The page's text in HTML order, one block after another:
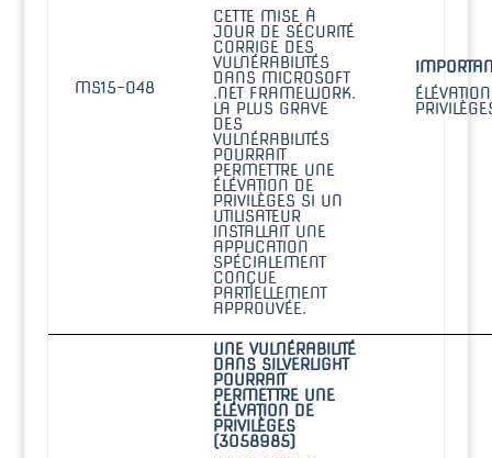
MS15-048
CETTE MISE À
JOUR DE SÉCURITÉ
CORRIGE DES
VULNÉRABILITÉS
DANS MICROSOFT
.NET FRAMEWORK.
LA PLUS GRAVE
DES
VULNÉRABILITÉS
POURRAIT
PERMETTRE UNE
ÉLÉVATION DE
PRIVILÈGES SI UN
UTILISATEUR
INSTALLAIT UNE
APPLICATION
SPÉCIALEMENT
CONÇUE
PARTIELLEMENT
APPROUVÉE.
UNE VULNÉRABILITÉ
DANS SILVERLIGHT
POURRAIT
PERMETTRE UNE
ÉLÉVATION DE
PRIVILÈGES
(3058985)